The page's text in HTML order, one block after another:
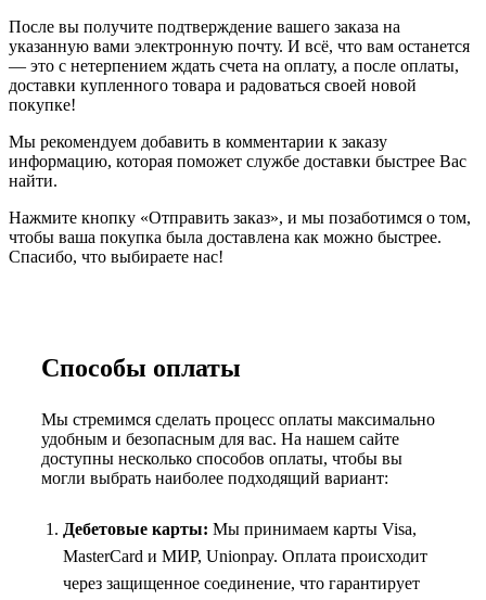
После вы получите подтверждение вашего заказа на
указанную вами электронную почту. И всё, что вам останется
— это с нетерпением ждать счета на оплату, а после оплаты,
доставки купленного товара и радоваться своей новой
покупке!
Мы рекомендуем добавить в комментарии к заказу
информацию, которая поможет службе доставки быстрее Вас
найти.
Нажмите кнопку «Отправить заказ», и мы позаботимся о том,
чтобы ваша покупка была доставлена как можно быстрее.
Спасибо, что выбираете нас!
Способы оплаты
Мы стремимся сделать процесс оплаты максимально
удобным и безопасным для вас. На нашем сайте
доступны несколько способов оплаты, чтобы вы
могли выбрать наиболее подходящий вариант:
Дебетовые карты: Мы принимаем карты Visa,
MasterCard и МИР, Unionpay. Оплата происходит
через защищенное соединение, что гарантирует